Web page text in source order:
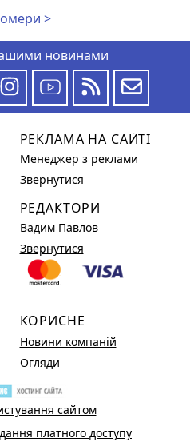
>
новинами
РЕКЛАМА НА САЙТІ
Менеджер з реклами
Звернутися
РЕДАКТОРИ
Вадим Павлов
Звернутися
КОРИСНЕ
Новини компаній
Огляди
сайтом
платного доступу